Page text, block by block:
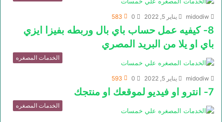
midodiw يناير 5, 2022 0
583
8- كيفيه عمل حساب باي بال وربطه بفيزا ايزي
باي او يلا من البريد المصري
الخدمات المصغره
midodiw يناير 5, 2022 0
593
7- انترو او فيديو لموقعك او منتجك
الخدمات المصغره